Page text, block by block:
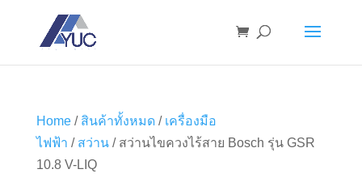
Home/ สินค้าทั้งหมด/ เครื่องมือ
ไฟฟ้า / สว่าน/ สว่านไขควงไร้สาย Bosch รุ่น GSR
10.8 V-LIQ